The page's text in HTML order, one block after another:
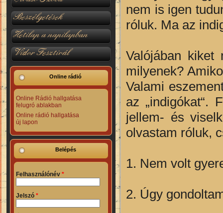
Beszélgetések
Hetilap a napilapban
Vidor Fesztivál
Online rádió
Online Rádió hallgatása
felugró ablakban
Online rádió hallgatása
új lapon
Belépés
Felhasználónév *
Jelszó *
nem is igen
róluk. Ma az
Valójában kiket
milyenek?
Valami
az „indigókat“.
jellem- és
olvastam róluk,
1. Nem volt
2. Úgy